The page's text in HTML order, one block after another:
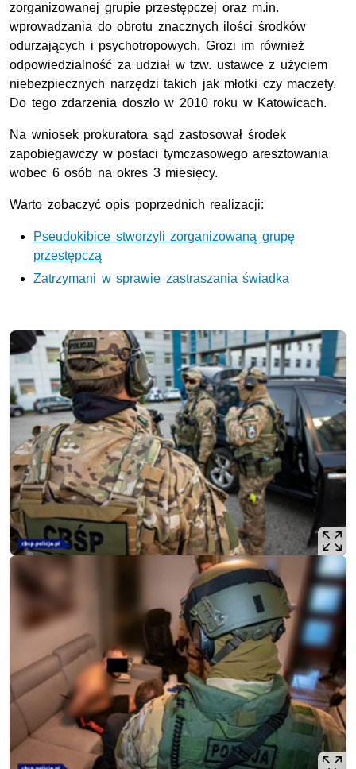
zorganizowanej grupie przestępczej oraz m.in.
wprowadzania do obrotu znacznych ilości środków
odurzających i psychotropowych. Grozi im również
odpowiedzialność za udział w tzw. ustawce z użyciem
niebezpiecznych narzędzi takich jak młotki czy maczety.
Do tego zdarzenia doszło w 2010 roku w Katowicach.
Na wniosek prokuratora sąd zastosował środek
zapobiegawczy w postaci tymczasowego aresztowania
wobec 6 osób na okres 3 miesięcy.
Warto zobaczyć opis poprzednich realizacji:
Pseudokibice stworzyli zorganizowaną grupę
przestępczą
Zatrzymani w sprawie zastraszania świadka